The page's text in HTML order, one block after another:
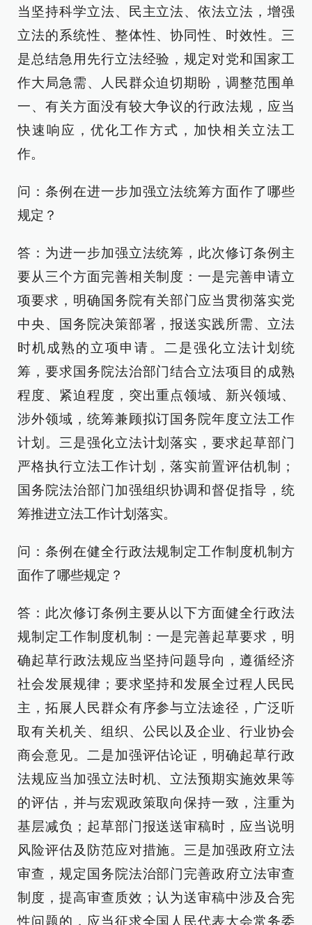
当坚持科学立法、民主立法、依法立法，增强
立法的系统性、整体性、协同性、时效性。三
是总结急用先行立法经验，规定对党和国家工
作大局急需、人民群众迫切期盼，调整范围单
一、有关方面没有较大争议的行政法规，应当
快速响应，优化工作方式，加快相关立法工
作。
问：条例在进一步加强立法统筹方面作了哪些
规定？
答：为进一步加强立法统筹，此次修订条例主
要从三个方面完善相关制度：一是完善申请立
项要求，明确国务院有关部门应当贯彻落实党
中央、国务院决策部署，报送实践所需、立法
时机成熟的立项申请。二是强化立法计划统
筹，要求国务院法治部门结合立法项目的成熟
程度、紧迫程度，突出重点领域、新兴领域、
涉外领域，统筹兼顾拟订国务院年度立法工作
计划。三是强化立法计划落实，要求起草部门
严格执行立法工作计划，落实前置评估机制；
国务院法治部门加强组织协调和督促指导，统
筹推进立法工作计划落实。
问：条例在健全行政法规制定工作制度机制方
面作了哪些规定？
答：此次修订条例主要从以下方面健全行政法
规制定工作制度机制：一是完善起草要求，明
确起草行政法规应当坚持问题导向，遵循经济
社会发展规律；要求坚持和发展全过程人民民
主，拓展人民群众有序参与立法途径，广泛听
取有关机关、组织、公民以及企业、行业协会
商会意见。二是加强评估论证，明确起草行政
法规应当加强立法时机、立法预期实施效果等
的评估，并与宏观政策取向保持一致，注重为
基层减负；起草部门报送送审稿时，应当说明
风险评估及防范应对措施。三是加强政府立法
审查，规定国务院法治部门完善政府立法审查
制度，提高审查质效；认为送审稿中涉及合宪
性问题的，应当征求全国人民代表大会常务委